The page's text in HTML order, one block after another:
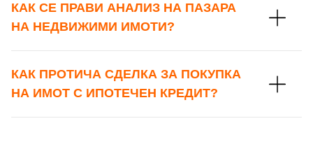
КАК СЕ ПРАВИ АНАЛИЗ НА ПАЗАРА
НА НЕДВИЖИМИ ИМОТИ?
КАК ПРОТИЧА СДЕЛКА ЗА ПОКУПКА
НА ИМОТ С ИПОТЕЧЕН КРЕДИТ?